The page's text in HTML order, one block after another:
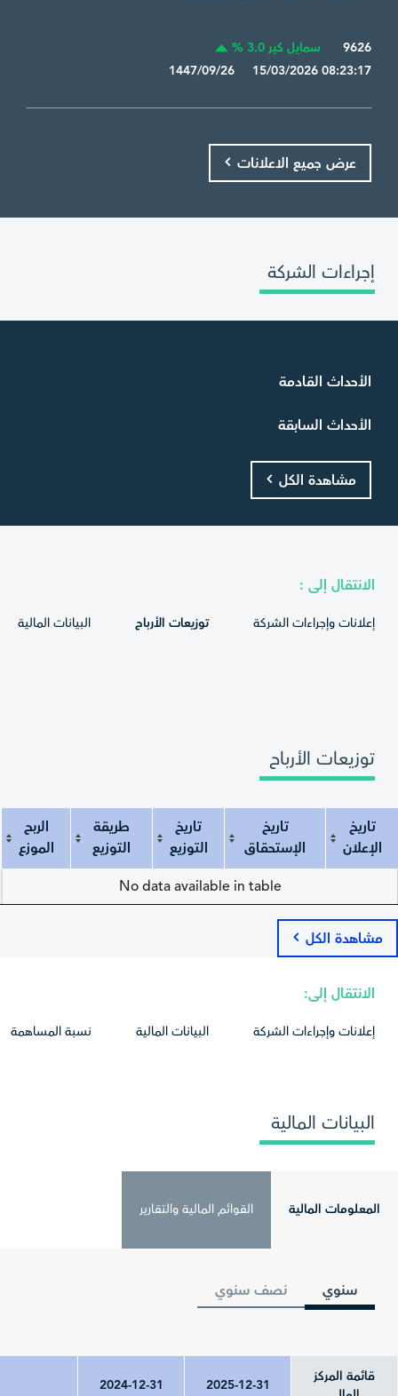
9626
سمايل كير 3.0 %
1447/09/26 15/03/2026 08:23:17
عرض جميع الاعلانات
إجراءات الشركة
الأحداث القادمة
الأحداث السابقة
مشاهدة الكل
الانتقال إلى :
إعلانات وإجراءات الشركة توزيعات الأرباح البيانات المالية
توزيعات الأرباح
تاريخ
الإعلان
تاريخ
الإستحقاق
تاريخ
التوزيع
طريقة
التوزيع
الربح
الموزع
تاريخ الإعلان
تاريخ الإستحقاق تاريخ التوزيع طريقة التوزيع الربح الموزع
No data available in table
مشاهدة الكل
الانتقال إلى:
إعلانات وإجراءات الشركة البيانات المالية نسبة المساهمة
البيانات المالية
المعلومات المالية القوائم المالية والتقارير
سنوي نصف سنوي
قائمة المركز
2025-12-31
2024-12-31